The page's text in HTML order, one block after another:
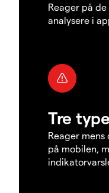
Reager på
analysere i
Tre
Reager
på mobilen,